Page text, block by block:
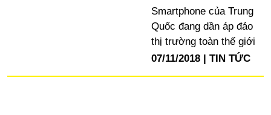
Smartphone của Trung
Quốc đang dần áp đảo
thị trường toàn thế giới
07/11/2018
TIN TỨC